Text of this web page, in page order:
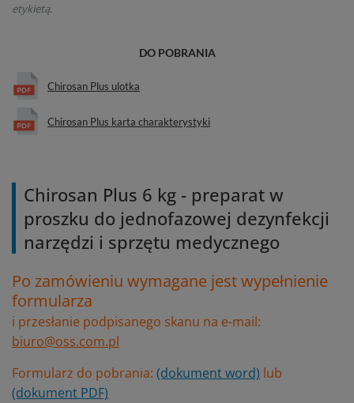
etykietą.
DO POBRANIA
Chirosan Plus ulotka
Chirosan Plus karta charakterystyki
Chirosan Plus 6 kg - preparat w
proszku do jednofazowej dezynfekcji
narzędzi i sprzętu medycznego
Po zamówieniu wymagane jest wypełnienie
formularza
i przesłanie podpisanego skanu na e-mail:
biuro@oss.com.pl
Formularz do pobrania: (dokument word) lub
(dokument PDF)